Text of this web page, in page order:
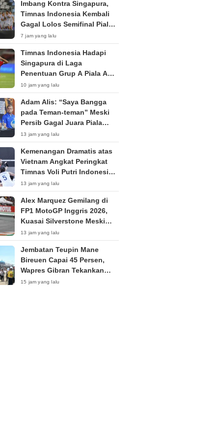
Imbang Kontra Singapura,
Timnas Indonesia Kembali
Gagal Lolos Semifinal Piala
AFF Dua Edisi Beruntun
7 jam yang lalu
Timnas Indonesia Hadapi
Singapura di Laga
Penentuan Grup A Piala AFF
2026: Tiket Semifinal Jadi
Taruhan
10 jam yang lalu
Adam Alis: “Saya Bangga
pada Teman-teman” Meski
Persib Gagal Juara Piala
Presiden 2026
13 jam yang lalu
Kemenangan Dramatis atas
Vietnam Angkat Peringkat
Timnas Voli Putri Indonesia
ke Posisi 53 Dunia
13 jam yang lalu
Alex Marquez Gemilang di
FP1 MotoGP Inggris 2026,
Kuasai Silverstone Meski
Sempat Terkendala Motor
13 jam yang lalu
Jembatan Teupin Mane
Bireuen Capai 45 Persen,
Wapres Gibran Tekankan
Kualitas Pembangunan
15 jam yang lalu